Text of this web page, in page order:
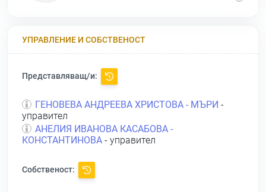
УПРАВЛЕНИЕ И СОБСТВЕНОСТ
Представляващ/и:
ГЕНОВЕВА АНДРЕЕВА ХРИСТОВА - МЪРИ -
управител
АНЕЛИЯ ИВАНОВА КАСАБОВА -
КОНСТАНТИНОВА - управител
Собственост: